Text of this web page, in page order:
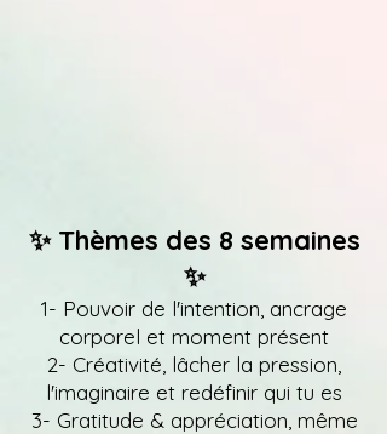
✨ Thèmes des 8 semaines
✨
1- Pouvoir de l'intention, ancrage
corporel et moment présent
2- Créativité, lâcher la pression,
l'imaginaire et redéfinir qui tu es
3- Gratitude & appréciation, même